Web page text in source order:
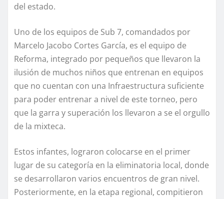
del estado.
Uno de los equipos de Sub 7, comandados por
Marcelo Jacobo Cortes García, es el equipo de
Reforma, integrado por pequeños que llevaron la
ilusión de muchos niños que entrenan en equipos
que no cuentan con una Infraestructura suficiente
para poder entrenar a nivel de este torneo, pero
que la garra y superación los llevaron a se el orgullo
de la mixteca.
Estos infantes, lograron colocarse en el primer
lugar de su categoría en la eliminatoria local, donde
se desarrollaron varios encuentros de gran nivel.
Posteriormente, en la etapa regional, compitieron